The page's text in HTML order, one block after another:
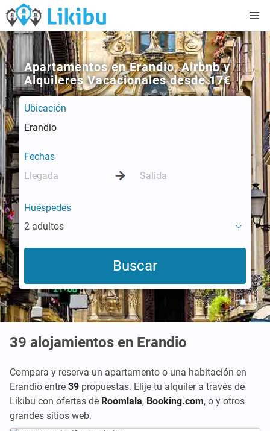
Apartamentos en Erandio, Airbnb y
Alquileres Vacacionales desde 17€
Ubicación
Fechas
Huéspedes
2 adultos
39 alojamientos en Erandio
Compara y reserva un apartamento o una habitación en
Erandio entre 39 propuestas. Elije tu alquiler a través de
Likibu con ofertas de Roomlala, Booking.com, o y otros
grandes sitios web.